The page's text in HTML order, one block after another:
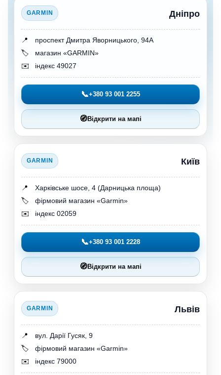
GARMIN Дніпро
📍
проспект Дмитра Яворницького, 94А
🏷️
магазин «GARMIN»
✉️
індекс 49027
📞+380 93 001 2255
🧭Відкрити на мапі
GARMIN Київ
📍
Харківське шосе, 4 (Дарницька площа)
🏷️
фірмовий магазин «Garmin»
✉️
індекс 02059
📞+380 93 001 2228
🧭Відкрити на мапі
GARMIN Львів
📍
вул. Дарії Гусяк, 9
🏷️
фірмовий магазин «Garmin»
✉️
індекс 79000